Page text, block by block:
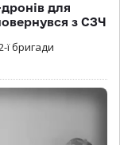
для
з СЗЧ
ї бригади